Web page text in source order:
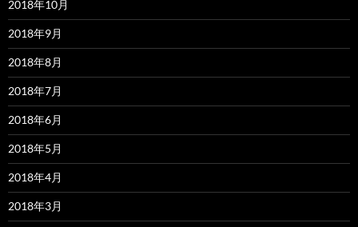
2018年10月
2018年9月
2018年8月
2018年7月
2018年6月
2018年5月
2018年4月
2018年3月